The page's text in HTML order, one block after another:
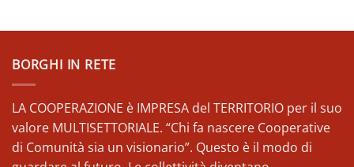
BORGHI IN RETE
LA COOPERAZIONE è IMPRESA del TERRITORIO per il suo
valore MULTISETTORIALE. “Chi fa nascere Cooperative
di Comunità sia un visionario”. Questo è il modo di